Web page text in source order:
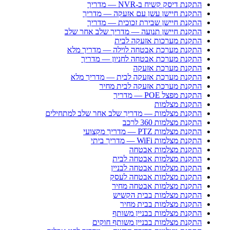
התקנת דיסק קשיח ב-NVR — מדריך
התקנת חיישן עשן עם אזעקה — מדריך
התקנת חיישן שבירת זכוכית — מדריך
התקנת חיישן תנועה — מדריך שלב אחר שלב
התקנת מערכות אזעקה לבית
התקנת מערכת אבטחה לוילה — מדריך מלא
התקנת מערכת אבטחה לחניון — מדריך
התקנת מערכת אזעקה
התקנת מערכת אזעקה לבית — מדריך מלא
התקנת מערכת אזעקה לבית מחיר
התקנת מפצל POE — מדריך
התקנת מצלמות
התקנת מצלמות — מדריך שלב אחר שלב למתחילים
התקנת מצלמות 360 לרכב
התקנת מצלמות PTZ — מדריך מקצועי
התקנת מצלמות WiFi — מדריך ביתי
התקנת מצלמות אבטחה
התקנת מצלמות אבטחה לבית
התקנת מצלמות אבטחה לבניין
התקנת מצלמות אבטחה לעסק
התקנת מצלמות אבטחה מחיר
התקנת מצלמות בבית הקשיש
התקנת מצלמות בבית מחיר
התקנת מצלמות בבניין משותף
התקנת מצלמות בבניין משותף חוקים